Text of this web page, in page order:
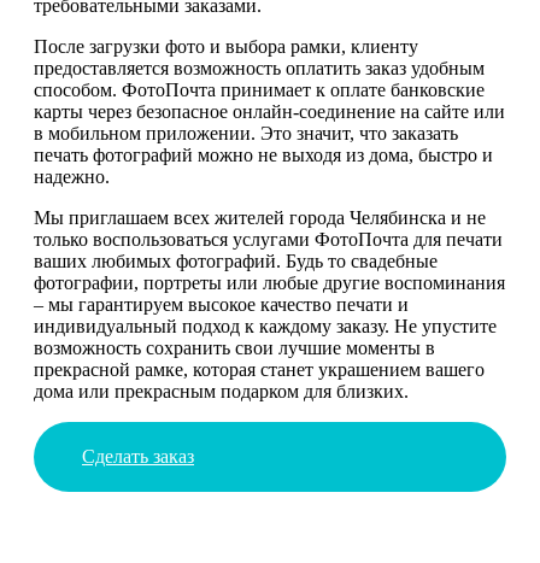
требовательными заказами.
После загрузки фото и выбора рамки, клиенту
предоставляется возможность оплатить заказ удобным
способом. ФотоПочта принимает к оплате банковские
карты через безопасное онлайн-соединение на сайте или
в мобильном приложении. Это значит, что заказать
печать фотографий можно не выходя из дома, быстро и
надежно.
Мы приглашаем всех жителей города Челябинска и не
только воспользоваться услугами ФотоПочта для печати
ваших любимых фотографий. Будь то свадебные
фотографии, портреты или любые другие воспоминания
– мы гарантируем высокое качество печати и
индивидуальный подход к каждому заказу. Не упустите
возможность сохранить свои лучшие моменты в
прекрасной рамке, которая станет украшением вашего
дома или прекрасным подарком для близких.
Сделать заказ